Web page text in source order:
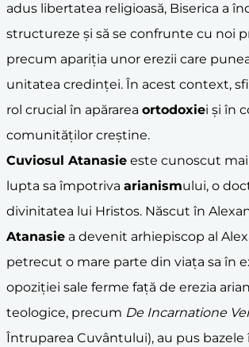
adus libertatea religioasă, Biserica a
structureze și să se confrunte cu noi
precum apariția unor erezii care
unitatea credinței. În acest context,
rol crucial în apărarea ortodoxiei și în
comunităților creștine.
Cuviosul Atanasie este cunoscut
lupta sa împotriva arianismului, o
divinitatea lui Hristos. Născut în
Atanasie a devenit arhiepiscop al
petrecut o mare parte din viața sa în
opoziției sale ferme față de erezia
teologice, precum De Incarnatione
Întruparea Cuvântului), au pus